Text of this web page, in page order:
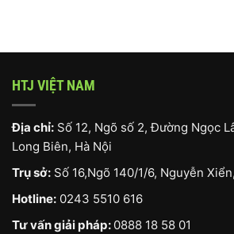
HTJ VIỆT NAM
Địa chỉ: Số 12, Ngõ số 2, Đường Ngọc
Long Biên, Hà Nội
Trụ sở: Số 16,Ngõ 140/1/6, Nguyễn
Hotline: 0243 5510 616
Tư vấn giải pháp: 0888 18 58 01